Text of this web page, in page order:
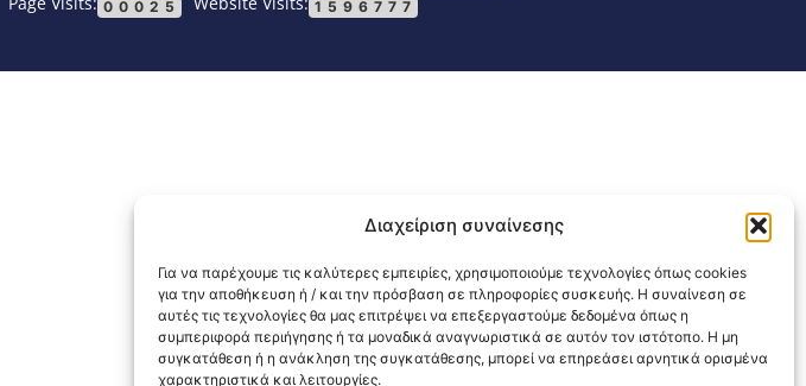
Διαχείριση συναίνεσης
Για να παρέχουμε τις καλύτερες εμπειρίες, χρησιμοποιούμε τεχνολογίες όπως cookies
για την αποθήκευση ή / και την πρόσβαση σε πληροφορίες συσκευής. Η συναίνεση σε
αυτές τις τεχνολογίες θα μας επιτρέψει να επεξεργαστούμε δεδομένα όπως η
συμπεριφορά περιήγησης ή τα μοναδικά αναγνωριστικά σε αυτόν τον ιστότοπο. Η μη
συγκατάθεση ή η ανάκληση της συγκατάθεσης, μπορεί να επηρεάσει αρνητικά ορισμένα
χαρακτηριστικά και λειτουργίες.
00025 1596777